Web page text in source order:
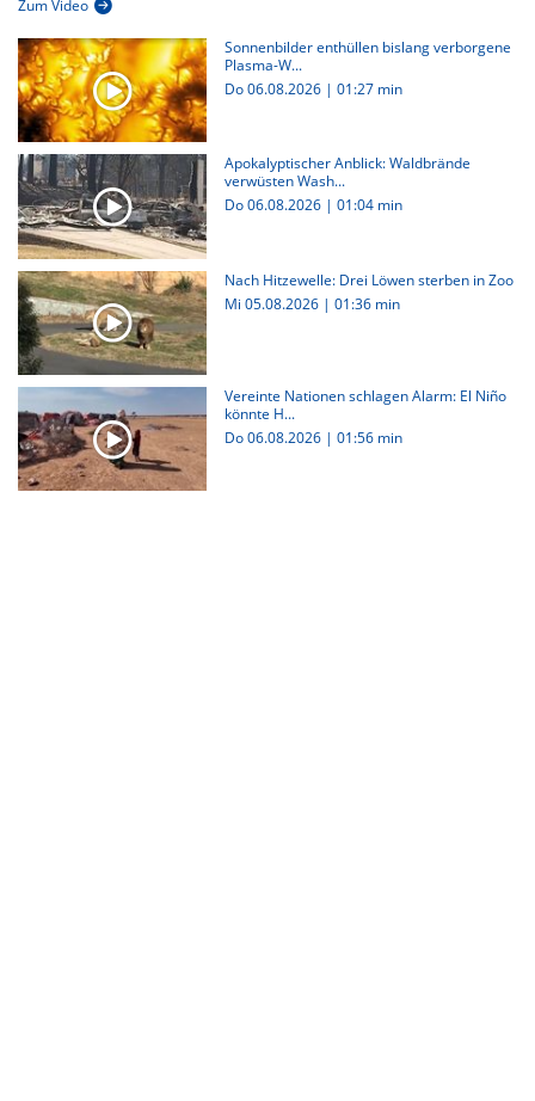
Zum Video
Sonnenbilder enthüllen bislang verborgene
Plasma-W...
Do 06.08.2026 | 01:27 min
Apokalyptischer Anblick: Waldbrände
verwüsten Wash...
Do 06.08.2026 | 01:04 min
Nach Hitzewelle: Drei Löwen sterben in Zoo
Mi 05.08.2026 | 01:36 min
Vereinte Nationen schlagen Alarm: El Niño
könnte H...
Do 06.08.2026 | 01:56 min